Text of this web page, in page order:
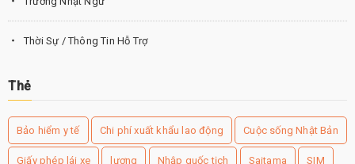
Thời Sự / Thông Tin Hỗ Trợ
Thẻ
Bảo hiểm y tế Chi phí xuất khẩu lao động Cuộc sống Nhật Bản
Giấy phép lái xe lương Nhập quốc tịch Saitama SIM